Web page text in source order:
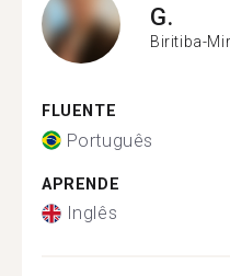
G.
Biritiba-
FLUENTE
Português
APRENDE
Inglês